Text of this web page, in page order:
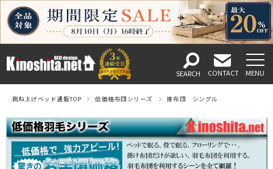
跳ね上げベッド通販TOP 低価格布団シリーズ 掛布団 シングル